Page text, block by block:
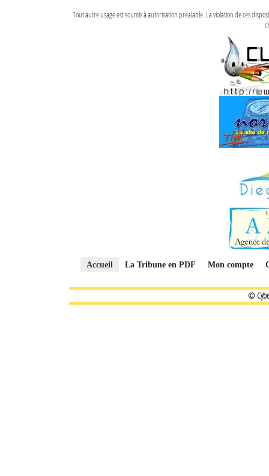
Tout autre usage est soumis à autorisation préalable. La violation de ces
Accueil La Tribune en PDF Mon compte
©